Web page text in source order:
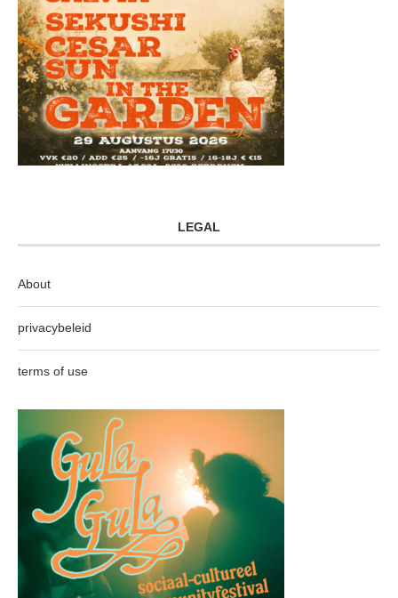
LEGAL
About
privacybeleid
terms of use